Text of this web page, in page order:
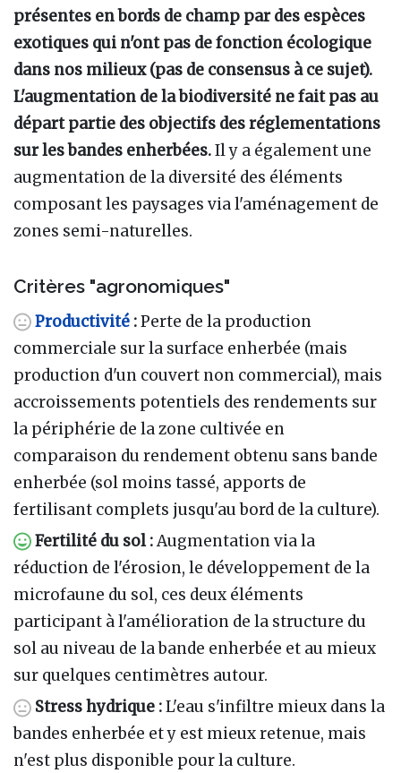
présentes en bords de champ par des espèces
exotiques qui n'ont pas de fonction écologique
dans nos milieux (pas de consensus à ce sujet).
L'augmentation de la biodiversité ne fait pas au
départ partie des objectifs des réglementations
sur les bandes enherbées.Il y a également une
augmentation de la diversité des éléments
composant les paysages via l'aménagement de
zones semi-naturelles.
Critères "agronomiques"
Productivité :Perte de la production
commerciale sur la surface enherbée (mais
production d'un couvert non commercial), mais
accroissements potentiels des rendements sur
la périphérie de la zone cultivée en
comparaison du rendement obtenu sans bande
enherbée (sol moins tassé, apports de
fertilisant complets jusqu'au bord de la culture).
Fertilité du sol :Augmentation via la
réduction de l'érosion, le développement de la
microfaune du sol, ces deux éléments
participant à l'amélioration de la structure du
sol au niveau de la bande enherbée et au mieux
sur quelques centimètres autour.
Stress hydrique :L'eau s'infiltre mieux dans la
bandes enherbée et y est mieux retenue, mais
n'est plus disponible pour la culture.